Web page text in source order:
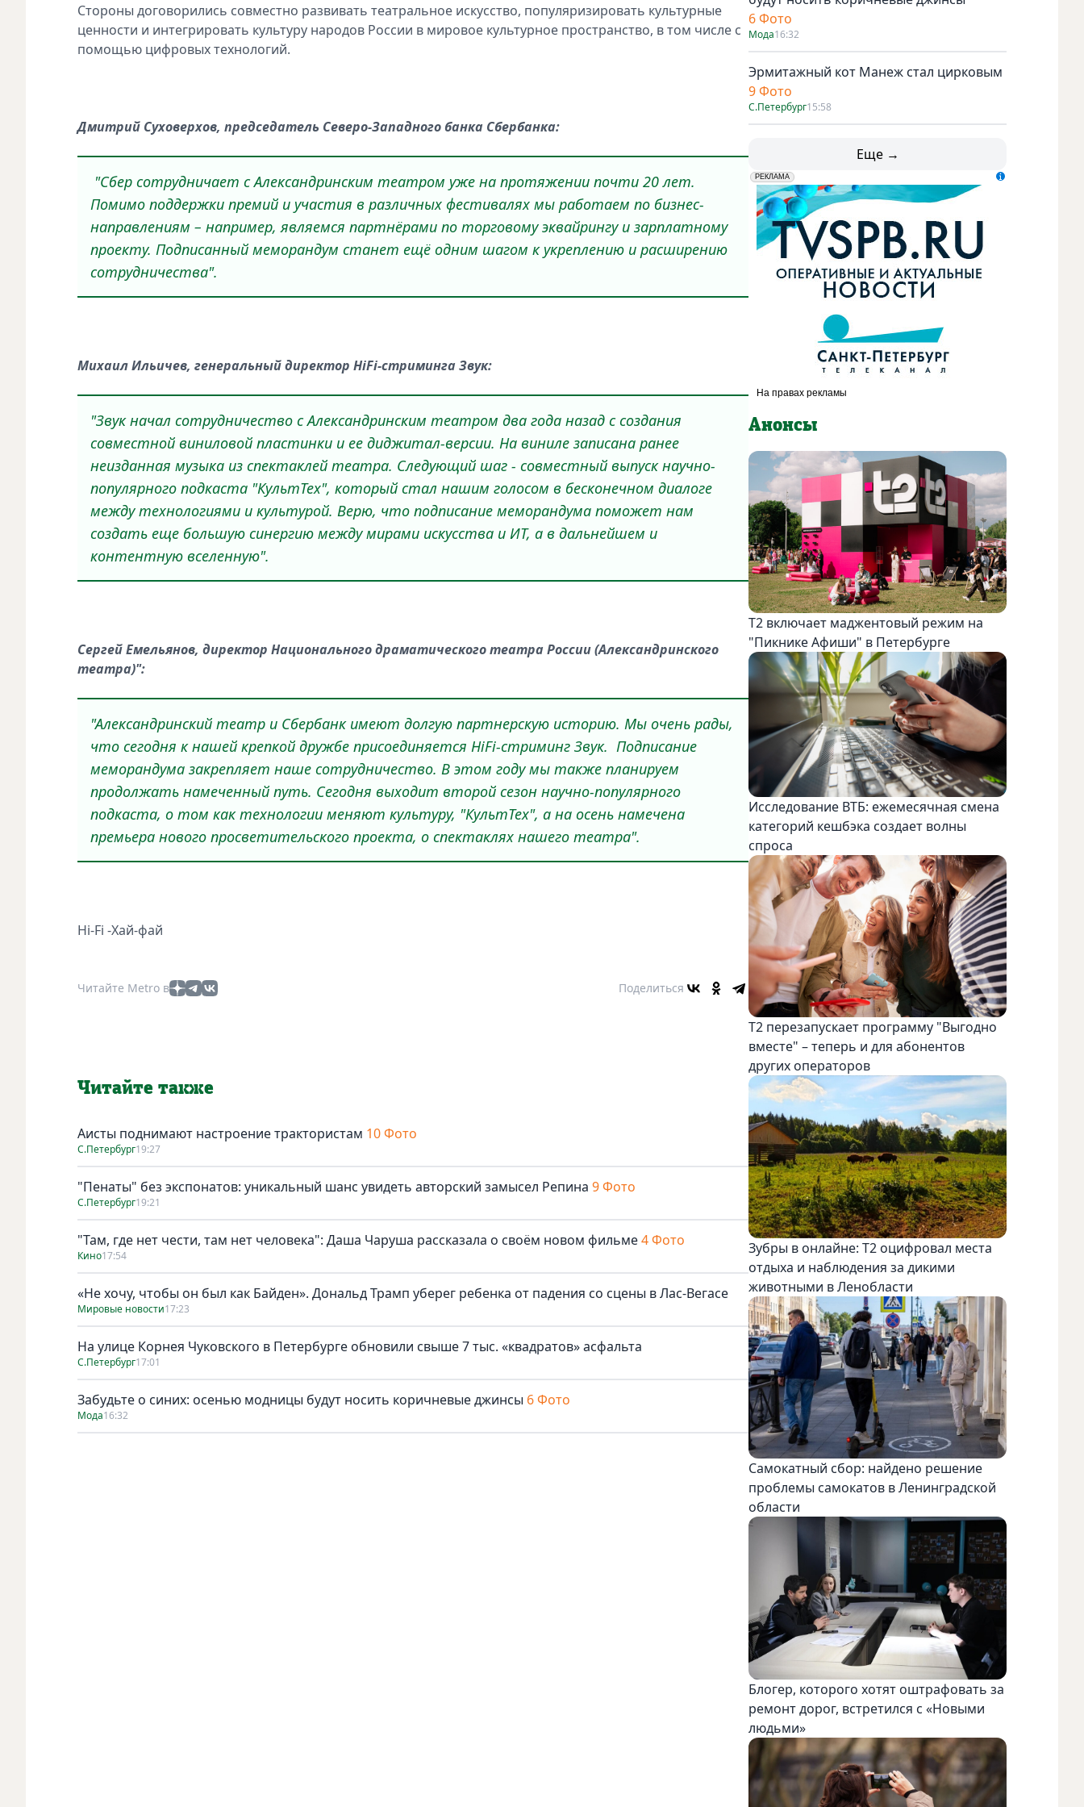
Стороны договорились совместно развивать театральное искусство, популяризировать культурные
ценности и интегрировать культуру народов России в мировое культурное пространство, в том числе с
помощью цифровых технологий.
Дмитрий Суховерхов, председатель Северо-Западного банка Сбербанка:
"Сбер сотрудничает с Александринским театром уже на протяжении почти 20 лет.
Помимо поддержки премий и участия в различных фестивалях мы работаем по бизнес-
направлениям – например, являемся партнёрами по торговому эквайрингу и зарплатному
проекту. Подписанный меморандум станет ещё одним шагом к укреплению и расширению
сотрудничества".
Михаил Ильичев, генеральный директор HiFi-стриминга Звук:
"Звук начал сотрудничество с Александринским театром два года назад с создания
совместной виниловой пластинки и ее диджитал-версии. На виниле записана ранее
неизданная музыка из спектаклей театра. Следующий шаг - совместный выпуск научно-
популярного подкаста "КультТех", который стал нашим голосом в бесконечном диалоге
между технологиями и культурой. Верю, что подписание меморандума поможет нам
создать еще большую синергию между мирами искусства и ИТ, а в дальнейшем и
контентную вселенную".
Сергей Емельянов, директор Национального драматического театра России (Александринского
театра)":
"Александринский театр и Сбербанк имеют долгую партнерскую историю. Мы очень рады,
что сегодня к нашей крепкой дружбе присоединяется HiFi-стриминг Звук. Подписание
меморандума закрепляет наше сотрудничество. В этом году мы также планируем
продолжать намеченный путь. Сегодня выходит второй сезон научно-популярного
подкаста, о том как технологии меняют культуру, "КультТех", а на осень намечена
премьера нового просветительского проекта, о спектаклях нашего театра".
Hi-Fi -Хай-фай
Читайте Metro в Поделиться
Читайте также
Аисты поднимают настроение трактористам 10 Фото
С.Петербург19:27
"Пенаты" без экспонатов: уникальный шанс увидеть авторский замысел Репина 9 Фото
С.Петербург19:21
"Там, где нет чести, там нет человека": Даша Чаруша рассказала о своём новом фильме4 Фото
Кино17:54
«Не хочу, чтобы он был как Байден». Дональд Трамп уберег ребенка от падения со сцены в Лас-Вегасе
Мировые новости17:23
На улице Корнея Чуковского в Петербурге обновили свыше 7 тыс. «квадратов» асфальта
С.Петербург17:01
Забудьте о синих: осенью модницы будут носить коричневые джинсы 6 Фото
Мода16:32
6 Фото
Мода16:32
Эрмитажный кот Манеж стал цирковым
9 Фото
С.Петербург15:58
Еще →
erid: LdtCK5udn
РЕКЛАМА
АО "ГАТР", ИНН: 7841320717
Анонсы
Т2 включает маджентовый режим на
"Пикнике Афиши" в Петербурге
Исследование ВТБ: ежемесячная смена
категорий кешбэка создает волны
спроса
Т2 перезапускает программу "Выгодно
вместе" – теперь и для абонентов
других операторов
Зубры в онлайне: Т2 оцифровал места
отдыха и наблюдения за дикими
животными в Ленобласти
Самокатный сбор: найдено решение
проблемы самокатов в Ленинградской
области
Блогер, которого хотят оштрафовать за
ремонт дорог, встретился с «Новыми
людьми»